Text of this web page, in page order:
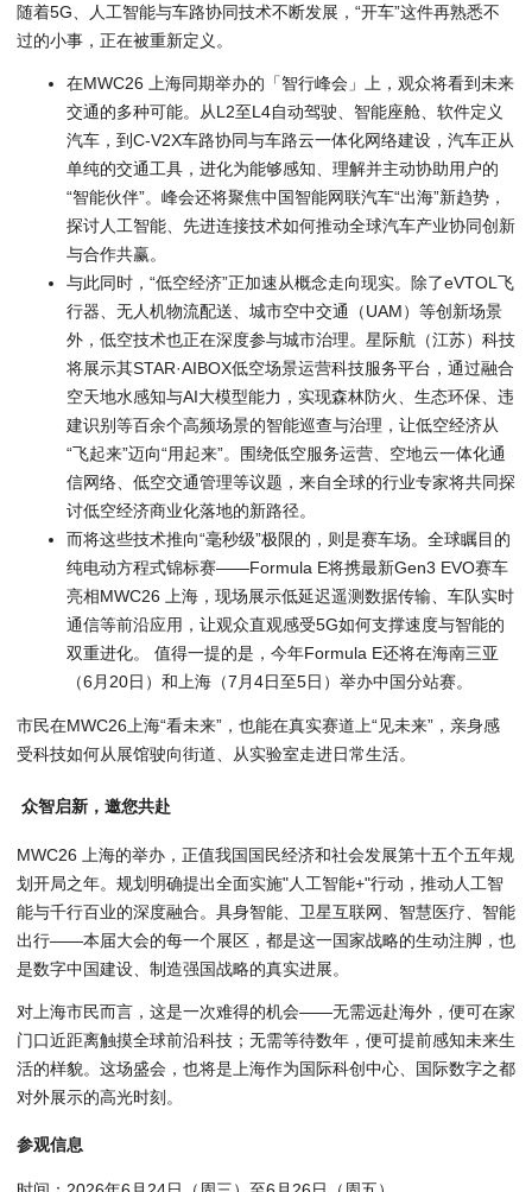
随着5G、人工智能与车路协同技术不断发展，“开车”这件再熟悉不
过的小事，正在被重新定义。
在MWC26 上海同期举办的「智行峰会」上，观众将看到未来
交通的多种可能。从L2至L4自动驾驶、智能座舱、软件定义
汽车，到C-V2X车路协同与车路云一体化网络建设，汽车正从
单纯的交通工具，进化为能够感知、理解并主动协助用户的
“智能伙伴”。峰会还将聚焦中国智能网联汽车“出海”新趋势，
探讨人工智能、先进连接技术如何推动全球汽车产业协同创新
与合作共赢。
与此同时，“低空经济”正加速从概念走向现实。除了eVTOL飞
行器、无人机物流配送、城市空中交通（UAM）等创新场景
外，低空技术也正在深度参与城市治理。星际航（江苏）科技
将展示其STAR·AIBOX低空场景运营科技服务平台，通过融合
空天地水感知与AI大模型能力，实现森林防火、生态环保、违
建识别等百余个高频场景的智能巡查与治理，让低空经济从
“飞起来”迈向“用起来”。围绕低空服务运营、空地云一体化通
信网络、低空交通管理等议题，来自全球的行业专家将共同探
讨低空经济商业化落地的新路径。
而将这些技术推向“毫秒级”极限的，则是赛车场。全球瞩目的
纯电动方程式锦标赛——Formula E将携最新Gen3 EVO赛车
亮相MWC26 上海，现场展示低延迟遥测数据传输、车队实时
通信等前沿应用，让观众直观感受5G如何支撑速度与智能的
双重进化。 值得一提的是，今年Formula E还将在海南三亚
（6月20日）和上海（7月4日至5日）举办中国分站赛。
市民在MWC26上海“看未来”，也能在真实赛道上“见未来”，亲身感
受科技如何从展馆驶向街道、从实验室走进日常生活。
众智启新，邀您共赴
MWC26 上海的举办，正值我国国民经济和社会发展第十五个五年规
划开局之年。规划明确提出全面实施"人工智能+"行动，推动人工智
能与千行百业的深度融合。具身智能、卫星互联网、智慧医疗、智能
出行——本届大会的每一个展区，都是这一国家战略的生动注脚，也
是数字中国建设、制造强国战略的真实进展。
对上海市民而言，这是一次难得的机会——无需远赴海外，便可在家
门口近距离触摸全球前沿科技；无需等待数年，便可提前感知未来生
活的样貌。这场盛会，也将是上海作为国际科创中心、国际数字之都
对外展示的高光时刻。
参观信息